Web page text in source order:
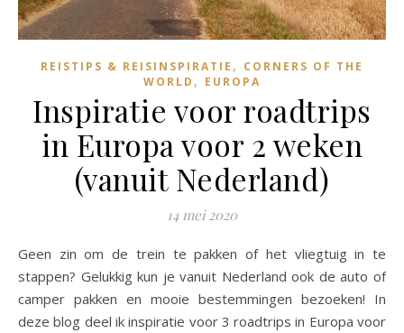
REISTIPS & REISINSPIRATIE , CORNERS OF THE
WORLD , EUROPA
Inspiratie voor roadtrips
in Europa voor 2 weken
(vanuit Nederland)
14 mei 2020
Geen zin om de trein te pakken of het vliegtuig in te
stappen? Gelukkig kun je vanuit Nederland ook de auto of
camper pakken en mooie bestemmingen bezoeken! In
deze blog deel ik inspiratie voor 3 roadtrips in Europa voor